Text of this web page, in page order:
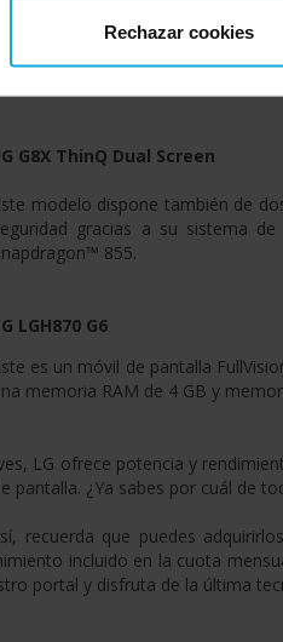
Rechazar cookies
Pie, con Octa-Core hasta 2.8GHz
G8X ThinQ Dual Screen
modelo dispone también de
gracias a su sistema
855.
LGH870 G6
es un móvil de pantalla
memoria RAM de 4 GB y
LG ofrece potencia y
pantalla. ¿Ya sabes por cuál de
recuerda que puedes
incluido en la cuota
portal y disfruta de la última